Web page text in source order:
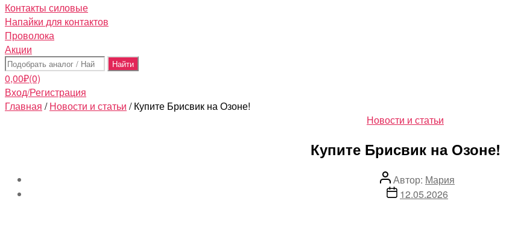
Контакты силовые
Напайки для контактов
Проволока
Акции
Поиск:
0,00₽(0)
Вход/Регистрация
Главная /Новости и статьи / Купите Брисвик на Озоне!
Рубрики
Новости и статьи
Купите Брисвик на Озоне!
Автор
записи
Автор: Мария
Дата12.05.2026